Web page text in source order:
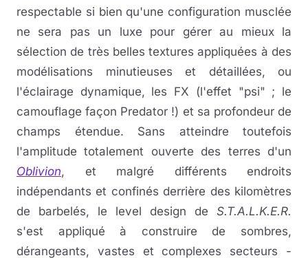
respectable si bien qu'une configuration musclée
ne sera pas un luxe pour gérer au mieux la
sélection de très belles textures appliquées à des
modélisations minutieuses et détaillées, ou
l'éclairage dynamique, les FX (l'effet "psi" ; le
camouflage façon Predator !) et sa profondeur de
champs étendue. Sans atteindre toutefois
l'amplitude totalement ouverte des terres d'un
Oblivion, et malgré différents endroits
indépendants et confinés derrière des kilomètres
de barbelés, le level design de S.T.A.L.K.E.R.
s'est appliqué à construire de sombres,
dérangeants, vastes et complexes secteurs -